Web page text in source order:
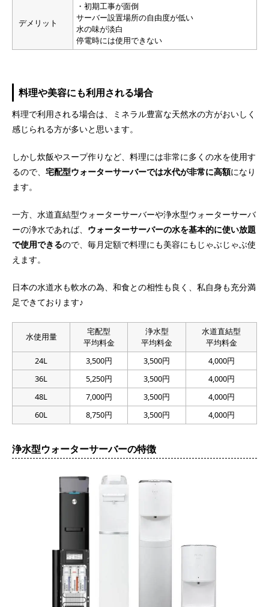
軟水
ph
アルカリ性
フレシャス朝霧高原
500ml換算
86円
配送エリア
県,栃木県,群馬県,埼玉県,千葉県,東京都,神奈川県,新潟
県,富山県,石川県,福井県,山梨県,長野県,岐阜県,静岡県,
愛知県,三重県,滋賀県,京都府,大阪府,兵庫県,奈良県,和歌
山県,鳥取県,島根県,岡山県,広島県,山口県,徳島県,香川
宮崎県,鹿児島県
送料
0円
硬度数値
カルシウム
1.5mg（100mlあたり）
マグネシウム
1.1mg（100mlあたり）
ナトリウム
8.0mg（100mlあたり）
カリウム
デメリット
・初期工事が面倒
サーバー設置場所の自由度が低い
水の味が淡白
停電時には使用できない
料理や美容にも利用される場合
料理で利用される場合は、ミネラル豊富な天然水の方がおいしく
感じられる方が多いと思います。
しかし炊飯やスープ作りなど、料理には非常に多くの水を使用す
るので、 宅配型ウォーターサーバーでは水代が非常に高額になり
ます。
一方、水道直結型ウォーターサーバーや浄水型ウォーターサーバ
ーの浄水であれば、 ウォーターサーバーの水を基本的に使い放題
で使用できるので、毎月定額で料理にも美容にもじゃぶじゃぶ使
えます。
日本の水道水も軟水の為、和食との相性も良く、私自身も充分満
足できております♪
水使用量
宅配型
平均料金
浄水型
平均料金
水道直結型
平均料金
24L
3,500円 3,500円
4,000円
36L
5,250円 3,500円
4,000円
48L
7,000円 3,500円
4,000円
60L
8,750円 3,500円 4,000円
浄水型ウォーターサーバーの特徴